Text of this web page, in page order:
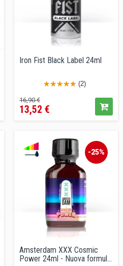
Iron Fist Black Label 24ml
(2)
Prezzo
base
16,90 €Prezzo
13,52 €
-25%
Amsterdam XXX Cosmic
Power 24ml - Nuova formula